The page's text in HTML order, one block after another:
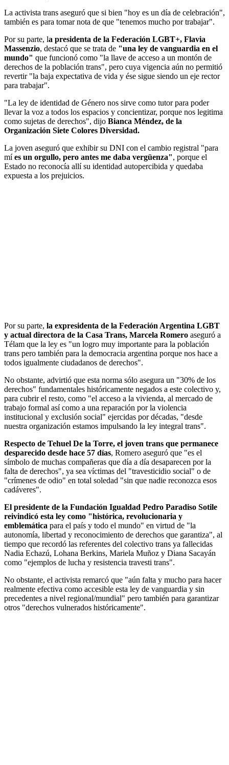
La activista trans aseguró que si bien "hoy es un día de celebración",
también es para tomar nota de que "tenemos mucho por trabajar".
Por su parte, la presidenta de la Federación LGBT+, Flavia
Massenzio, destacó que se trata de "una ley de vanguardia en el
mundo" que funcionó como "la llave de acceso a un montón de
derechos de la población trans", pero cuya vigencia aún no permitió
revertir "la baja expectativa de vida y ése sigue siendo un eje rector
para trabajar".
"La ley de identidad de Género nos sirve como tutor para poder
llevar la voz a todos los espacios y concientizar, porque nos legitima
como sujetas de derechos", dijo Bianca Méndez, de la
Organización Siete Colores Diversidad.
La joven aseguró que exhibir su DNI con el cambio registral "para
míes un orgullo, pero antes me daba vergüenza", porque el
Estado no reconocía allí su identidad autopercibida y quedaba
expuesta a los prejuicios.
Por su parte, la expresidenta de la Federación Argentina LGBT
y actual directora de la Casa Trans, Marcela Romero aseguró a
Télam que la ley es "un logro muy importante para la población
trans pero también para la democracia argentina porque nos hace a
todos igualmente ciudadanos de derechos".
No obstante, advirtió que esta norma sólo asegura un "30% de los
derechos" fundamentales históricamente negados a este colectivo y,
para cubrir el resto, como "el acceso a la vivienda, al mercado de
trabajo formal así como a una reparación por la violencia
institucional y exclusión social" ejercidas por décadas, "desde
nuestra organización estamos impulsando la ley integral trans".
Respecto de Tehuel De la Torre, el joven trans que permanece
desparecido desde hace 57 días, Romero aseguró que "es el
símbolo de muchas compañeras que día a día desaparecen por la
falta de derechos", ya sea víctimas del "travesticidio social" o de
"crímenes de odio" en total soledad "sin que nadie reconozca esos
cadáveres".
El presidente de la Fundación Igualdad Pedro Paradiso Sotile
reivindicó esta ley como "histórica, revolucionaria y
emblemática para el país y todo el mundo" en virtud de "la
autonomía, libertad y reconocimiento de derechos que garantiza", al
tiempo que recordó las referentes del colectivo trans ya fallecidas
Nadia Echazú, Lohana Berkins, Mariela Muñoz y Diana Sacayán
como "ejemplos de lucha y resistencia travesti trans".
No obstante, el activista remarcó que "aún falta y mucho para hacer
realmente efectiva como accesible esta ley de vanguardia y sin
precedentes a nivel regional/mundial" pero también para garantizar
otros "derechos vulnerados históricamente".